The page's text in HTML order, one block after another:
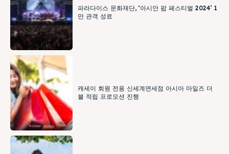
파라다이스 문화재단, ‘아시안 팝 페스티벌 2024’ 1
만 관객 성료
캐세이 회원 전용 신세계면세점 아시아 마일즈 더
블 적립 프로모션 진행